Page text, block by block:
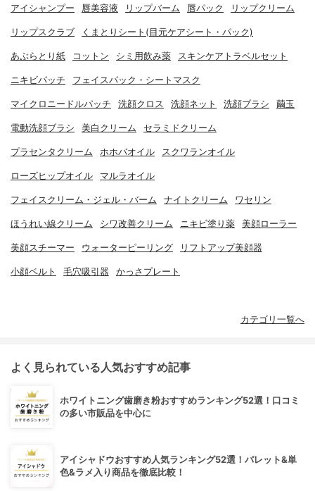
アイシャンプー 唇美容液 リップバーム 唇パック リップクリーム
リップスクラブ くまとりシート(目元ケアシート・パック)
あぶらとり紙 コットン シミ用飲み薬 スキンケアトラベルセット
ニキビパッチ フェイスパック・シートマスク
マイクロニードルパッチ 洗顔クロス 洗顔ネット 洗顔ブラシ 繭玉
電動洗顔ブラシ 美白クリーム セラミドクリーム
プラセンタクリーム ホホバオイル スクワランオイル
ローズヒップオイル マルラオイル
フェイスクリーム・ジェル・バーム ナイトクリーム ワセリン
ほうれい線クリーム シワ改善クリーム ニキビ塗り薬 美顔ローラー
美顔スチーマー ウォーターピーリング リフトアップ美顔器
小顔ベルト 毛穴吸引器 かっさプレート
カテゴリ一覧へ
よく見られている人気おすすめ記事
ホワイトニング歯磨き粉おすすめランキング52選！口コミ
の多い市販品を中心に
アイシャドウおすすめ人気ランキング52選！パレット&単
色&ラメ入り商品を徹底比較！